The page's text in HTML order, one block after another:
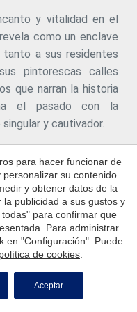
a pocos
(L2, L3 y Funicular
** en el
de agencia
y vitalidad en el
como un enclave
a sus residentes
pintorescas calles
que narran la historia
el pasado con la
y cautivador.
Barcelona
Barcelona
Front Marítim del
para hacer funcionar de
su contenido.
y obtener datos de la
publicidad a sus gustos y
para confirmar que
Para administrar
en "Configuración". Puede
política de cookies
Aceptar